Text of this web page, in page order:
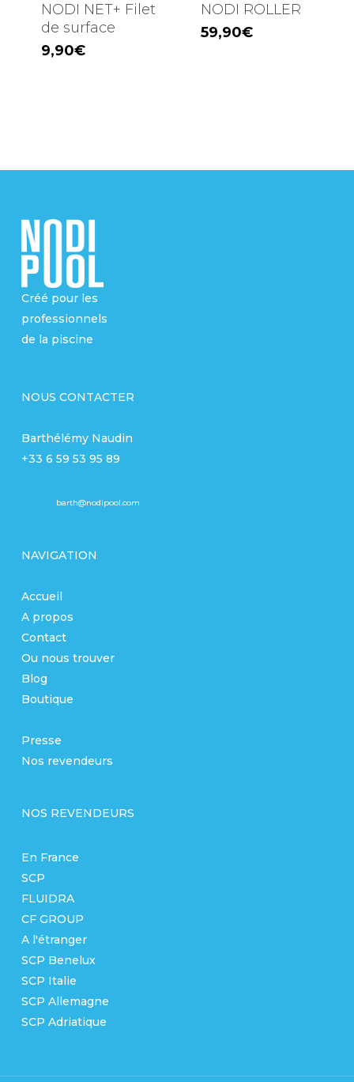
NODI NET+ Filet
de surface
9,90€
NODI ROLLER
59,90€
Créé pour les
professionnels
de la piscine
NOUS CONTACTER
Barthélémy Naudin
+33 6 59 53 95 89
barth@nodipool.com
NAVIGATION
Accueil
A propos
Contact
Ou nous trouver
Blog
Boutique
Presse
Nos revendeurs
NOS REVENDEURS
En France
SCP
FLUIDRA
CF GROUP
A l'étranger
SCP Benelux
SCP Italie
SCP Allemagne
SCP Adriatique